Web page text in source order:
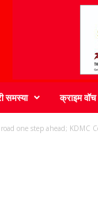
समस्या क्राइम वॉच
one step ahead; KDMC